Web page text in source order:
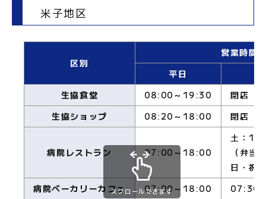
米子地区
区別
営業時間
平日
生協食堂
08:00～19:30
閉店
生協ショップ
08:20～18:00 閉店
病院レストラン 07:00～18:00
土：
（弁当
日・祝
病院ベーカリーカフェ
07:00～18:00
07:30
スクロールできます